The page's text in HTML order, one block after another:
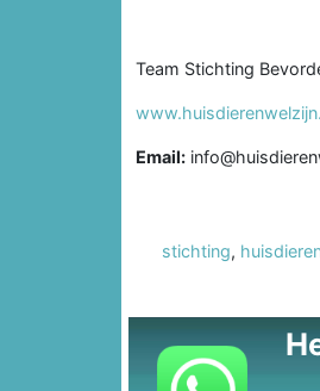
Team Stichting
Email:
stichting,